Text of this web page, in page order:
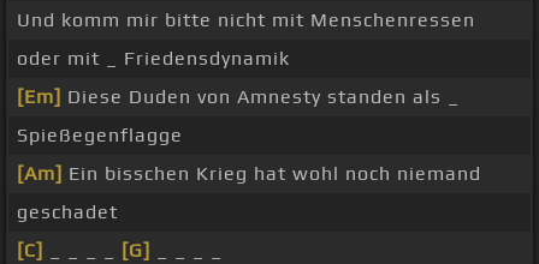
Und komm mir bitte nicht mit Menschenressen
oder mit _ Friedensdynamik
[Em] Diese Duden von Amnesty standen als _
Spießegenflagge
[Am] Ein bisschen Krieg hat wohl noch niemand
geschadet
[C]
[G]